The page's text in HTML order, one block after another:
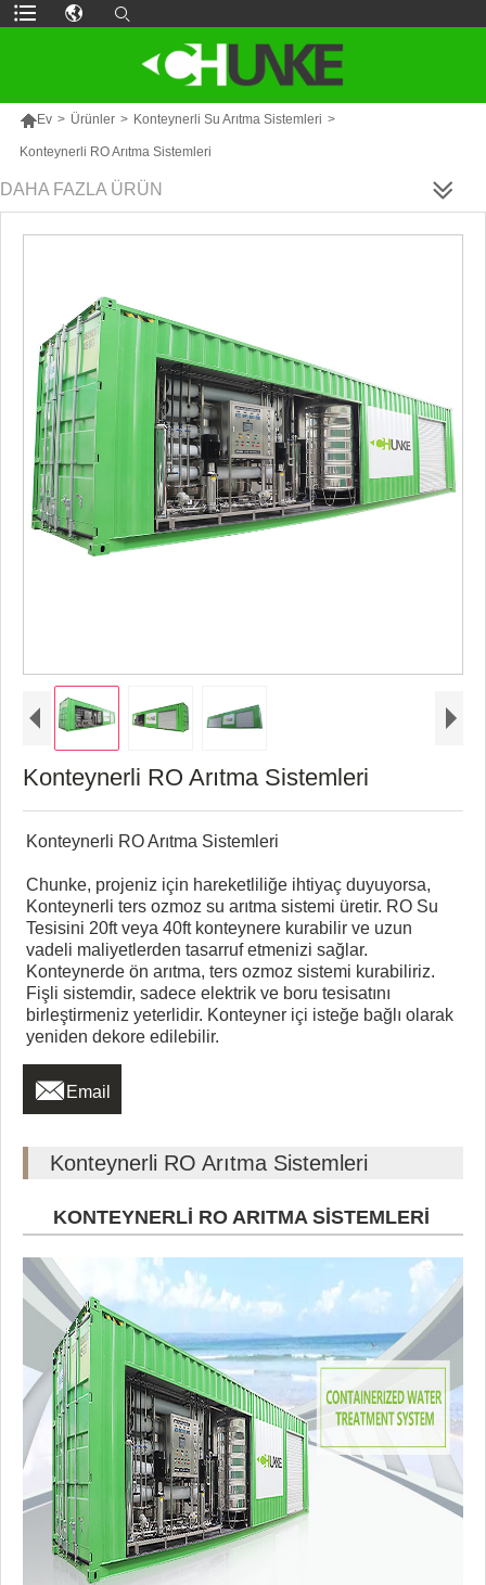
Ev > Ürünler > Konteynerli Su Arıtma Sistemleri >
Konteynerli RO Arıtma Sistemleri
DAHA FAZLA ÜRÜN
Konteynerli RO Arıtma Sistemleri
Konteynerli RO Arıtma Sistemleri
Chunke, projeniz için hareketliliğe ihtiyaç duyuyorsa,
Konteynerli ters ozmoz su arıtma sistemi üretir. RO Su
Tesisini 20ft veya 40ft konteynere kurabilir ve uzun
vadeli maliyetlerden tasarruf etmenizi sağlar.
Konteynerde ön arıtma, ters ozmoz sistemi kurabiliriz.
Fişli sistemdir, sadece elektrik ve boru tesisatını
birleştirmeniz yeterlidir. Konteyner içi isteğe bağlı olarak
yeniden dekore edilebilir.
 Email
Konteynerli RO Arıtma Sistemleri
KONTEYNERLİ RO ARITMA SİSTEMLERİ